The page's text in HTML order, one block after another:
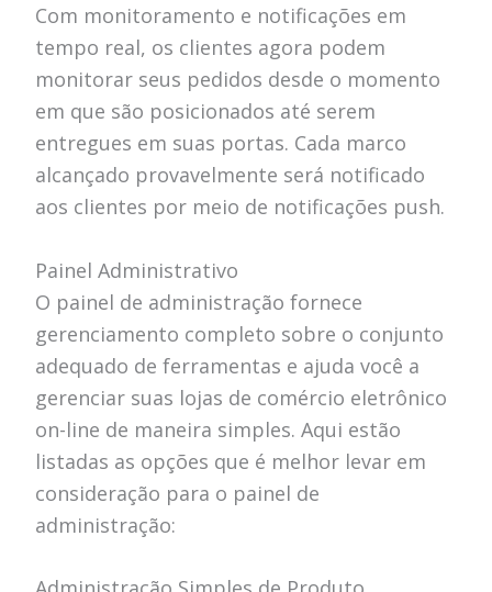
Com monitoramento e notificações em
tempo real, os clientes agora podem
monitorar seus pedidos desde o momento
em que são posicionados até serem
entregues em suas portas. Cada marco
alcançado provavelmente será notificado
aos clientes por meio de notificações push.
Painel Administrativo
O painel de administração fornece
gerenciamento completo sobre o conjunto
adequado de ferramentas e ajuda você a
gerenciar suas lojas de comércio eletrônico
on-line de maneira simples. Aqui estão
listadas as opções que é melhor levar em
consideração para o painel de
administração: